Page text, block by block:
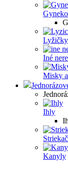
Iné
Misky
Ihly
Kanyly